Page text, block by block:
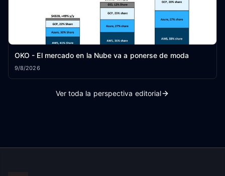
OKO - El mercado en la Nube va a ponerse de moda
9/8/2026
Ver toda la perspectiva editorial